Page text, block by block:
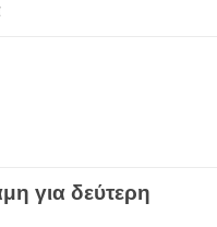
για δεύτερη